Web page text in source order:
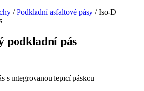
/ Podkladní asfaltové pásy / Iso-D
podkladní pás
s integrovanou lepicí páskou